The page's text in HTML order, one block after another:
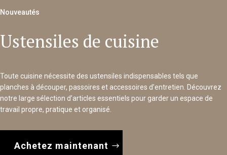
Nouveautés
Ustensiles de cuisine
Toute cuisine nécessite des ustensiles indispensables tels que
planches à découper, passoires et accessoires d’entretien. Découvrez
notre large sélection d’articles essentiels pour garder un espace de
travail propre, pratique et organisé.
Achetez maintenant